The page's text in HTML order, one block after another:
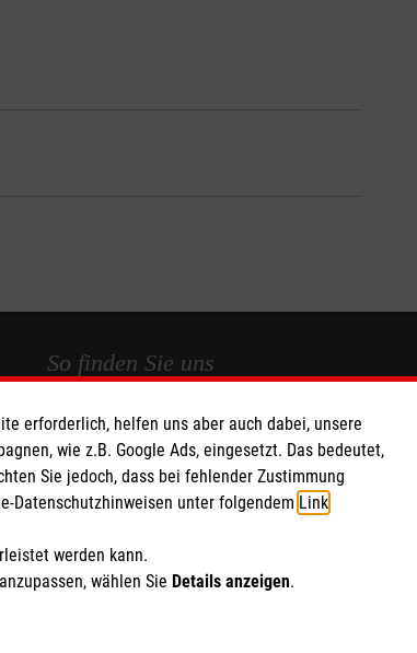
So finden Sie uns
Bosenheimer Str. 85
55543 Bad Kreuznach
Telefon: 0671 888330
Email: info.kreuznach@malteser.org
erforderlich, helfen uns aber auch dabei, unsere
wie z.B. Google Ads, eingesetzt. Das bedeutet,
Sie jedoch, dass bei fehlender Zustimmung
Datenschutzhinweisen unter folgendem Link
werden kann.
wählen Sie Details anzeigen.